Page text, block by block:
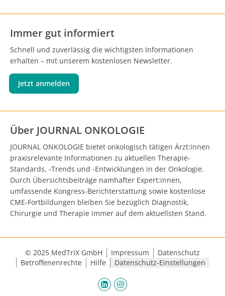
Immer gut informiert
Schnell und zuverlässig die wichtigsten Informationen
erhalten – mit unserem kostenlosen Newsletter.
Jetzt anmelden
Über JOURNAL ONKOLOGIE
JOURNAL ONKOLOGIE bietet onkologisch tätigen Ärzt:innen
praxisrelevante Informationen zu aktuellen Therapie-
Standards, -Trends und -Entwicklungen in der Onkologie.
Durch Übersichtsbeiträge namhafter Expert:innen,
umfassende Kongress-Berichterstattung sowie kostenlose
CME-Fortbildungen bleiben Sie bezüglich Diagnostik,
Chirurgie und Therapie immer auf dem aktuellsten Stand.
© 2025 MedTriX GmbH Impressum
Datenschutz
Betroffenenrechte
Hilfe Datenschutz-Einstellungen